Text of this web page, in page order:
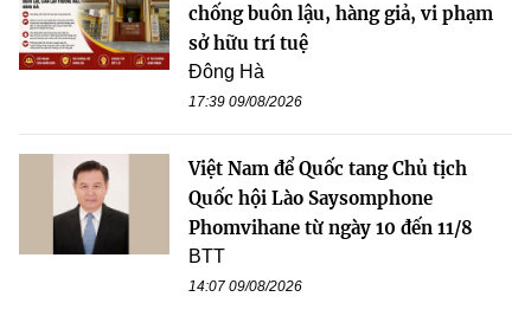
chống buôn lậu, hàng giả, vi phạm
sở hữu trí tuệ
Đông Hà
17:39 09/08/2026
Việt Nam để Quốc tang Chủ tịch
Quốc hội Lào Saysomphone
Phomvihane từ ngày 10 đến 11/8
BTT
14:07 09/08/2026